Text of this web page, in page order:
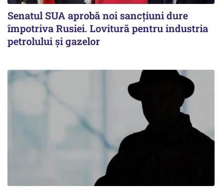
Senatul SUA aprobă noi sancțiuni dure
împotriva Rusiei. Lovitură pentru industria
petrolului și gazelor